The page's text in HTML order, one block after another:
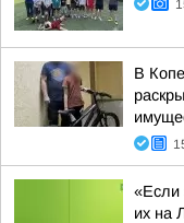
В
«Если
их на